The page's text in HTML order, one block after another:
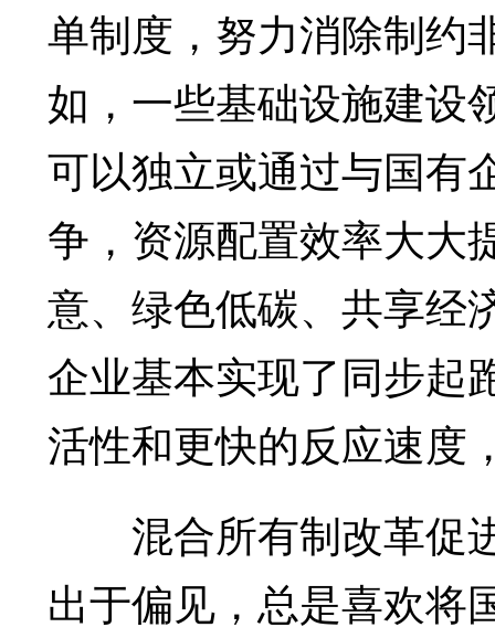
单制度，努力消除制约
如，一些基础设施建设
可以独立或通过与国有
争，资源配置效率大大
意、绿色低碳、共享经
企业基本实现了同步起
活性和更快的反应速度
混合所有制改革促
出于偏见，总是喜欢将